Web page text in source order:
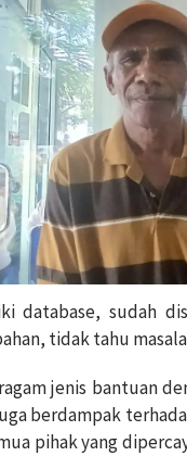
database, sudah
tidak tahu
jenis bantuan
berdampak
pihak yang